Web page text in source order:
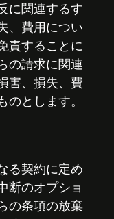
に関連するす
、費用につい
責することに
の請求に関連
害、損失、費
のとします。
る契約に定め
断のオプショ
の条項の放棄